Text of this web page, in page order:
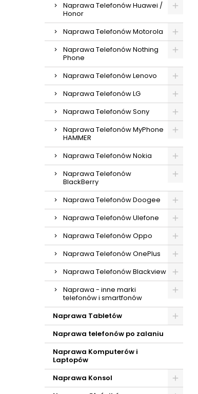
Naprawa Telefonów Huawei /
Honor
Naprawa Telefonów Motorola
Naprawa Telefonów Nothing
Phone
Naprawa Telefonów Lenovo
Naprawa Telefonów LG
Naprawa Telefonów Sony
Naprawa Telefonów MyPhone
HAMMER
Naprawa Telefonów Nokia
Naprawa Telefonów
BlackBerry
Naprawa Telefonów Doogee
Naprawa Telefonów Ulefone
Naprawa Telefonów Oppo
Naprawa Telefonów OnePlus
Naprawa Telefonów Blackview
Naprawa - inne marki
telefonów i smartfonów
Naprawa Tabletów
Naprawa telefonów po zalaniu
Naprawa Komputerów i
Laptopów
Naprawa Konsol